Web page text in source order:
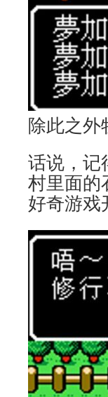
除此之外
话说，记
村里面的
好奇游戏